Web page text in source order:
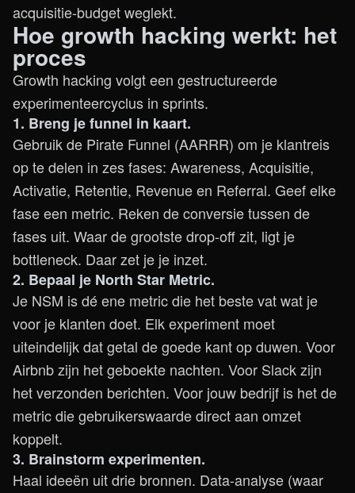
acquisitie-budget weglekt.
Hoe growth hacking werkt: het
proces
Growth hacking volgt een gestructureerde
experimenteercyclus in sprints.
1. Breng je funnel in kaart.
Gebruik de Pirate Funnel (AARRR) om je klantreis
op te delen in zes fases: Awareness, Acquisitie,
Activatie, Retentie, Revenue en Referral. Geef elke
fase een metric. Reken de conversie tussen de
fases uit. Waar de grootste drop-off zit, ligt je
bottleneck. Daar zet je je inzet.
2. Bepaal je North Star Metric.
Je NSM is dé ene metric die het beste vat wat je
voor je klanten doet. Elk experiment moet
uiteindelijk dat getal de goede kant op duwen. Voor
Airbnb zijn het geboekte nachten. Voor Slack zijn
het verzonden berichten. Voor jouw bedrijf is het de
metric die gebruikerswaarde direct aan omzet
koppelt.
3. Brainstorm experimenten.
Haal ideeën uit drie bronnen. Data-analyse (waar